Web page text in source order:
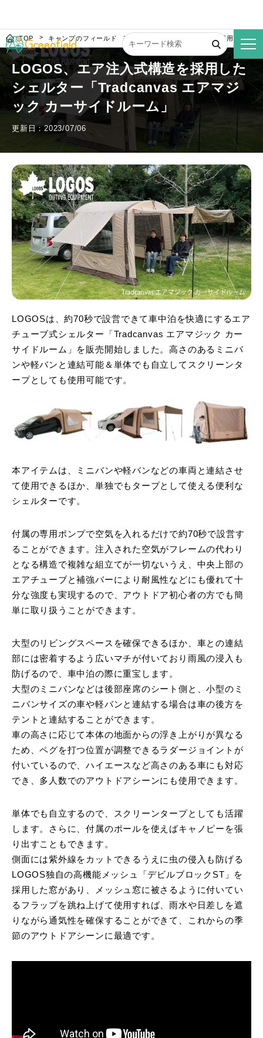
TOP キャンプのフィールド LOGOS、エア注入式構造を採用したシ
LOGOS、エア注入式構造を採用した
シェルター「Tradcanvas エアマジ
ック カーサイドルーム」
更新日：2023/07/06
LOGOSは、約70秒で設営できて車中泊を快適にするエア
チューブ式シェルター「Tradcanvas エアマジック カー
サイドルーム」を販売開始しました。高さのあるミニバ
ンや軽バンと連結可能＆単体でも自立してスクリーンタ
ープとしても使用可能です。
本アイテムは、ミニバンや軽バンなどの⾞両と連結させ
て使⽤できるほか、単独でもタープとして使える便利な
シェルターです。
付属の専用ポンプで空気を入れるだけで約70秒で設営す
ることができます。注入された空気がフレームの代わり
となる構造で複雑な組立てが一切ないうえ、中央上部の
エアチューブと補強バーにより耐風性などにも優れて十
分な強度も実現するので、アウトドア初心者の方でも簡
単に取り扱うことができます。
大型のリビングスペースを確保できるほか、車との連結
部には密着するよう広いマチが付いており雨風の浸入も
防げるので、車中泊の際に重宝します。
大型のミニバンなどは後部座席のシート側と、小型のミ
ニバンサイズの車や軽バンと連結する場合は車の後方を
テントと連結することができます。
⾞の⾼さに応じて本体の地面からの浮き上がりが異なる
ため、ペグを打つ位置が調整できるラダージョイントが
付いているので、ハイエースなど高さのある車にも対応
でき、多人数でのアウトドアシーンにも使用できます。
単体でも自立するので、スクリーンタープとしても活躍
します。さらに、付属のポールを使えばキャノピーを張
り出すこともできます。
側面には紫外線をカットできるうえに虫の侵入も防げる
LOGOS独自の高機能メッシュ「デビルブロックST」を
採用した窓があり、メッシュ窓に被さるように付いてい
るフラップを跳ね上げて使用すれば、雨水や日差しを遮
りながら通気性を確保することができて、これからの季
節のアウトドアシーンに最適です。